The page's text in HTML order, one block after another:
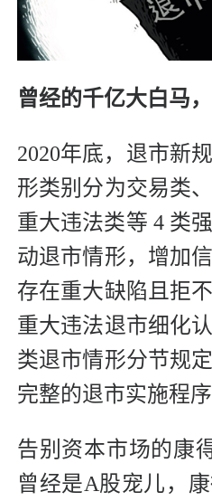
曾经的千亿大白马
2020年底，退市新
形类别分为交易类
重大违法类等 4 类
动退市情形，增加
存在重大缺陷且拒
重大违法退市细化
类退市情形分节规
完整的退市实施程序
告别资本市场的康
曾经是A股宠儿，